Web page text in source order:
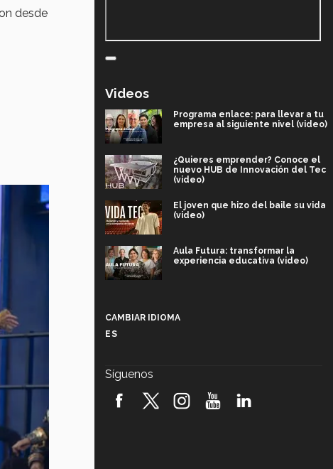
desde
Videos
Programa enlace: para llevar a tu
empresa al siguiente nivel (video)
¿Quieres emprender? Conoce el
nuevo HUB de Innovación del Tec
(video)
El joven que hizo del baile su vida
(video)
Aula Futura: transformar la
experiencia educativa (video)
robótica FIRST 2026! (video)
CAMBIAR IDIOMA
ES
Síguenos